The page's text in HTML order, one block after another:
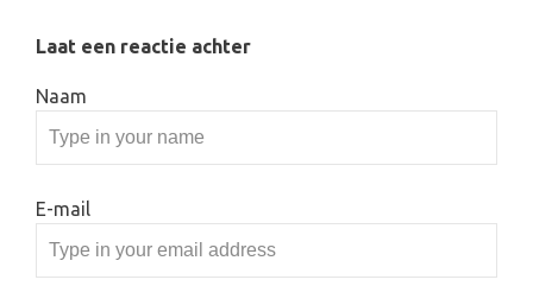
Laat een reactie achter
Naam
E-mail